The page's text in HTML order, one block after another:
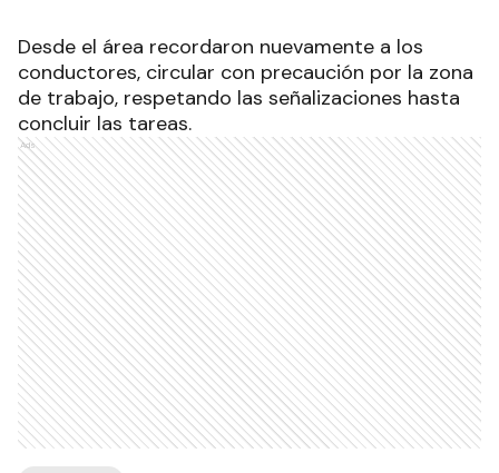
Desde el área recordaron nuevamente a los
conductores, circular con precaución por la zona
de trabajo, respetando las señalizaciones hasta
concluir las tareas.
Ads